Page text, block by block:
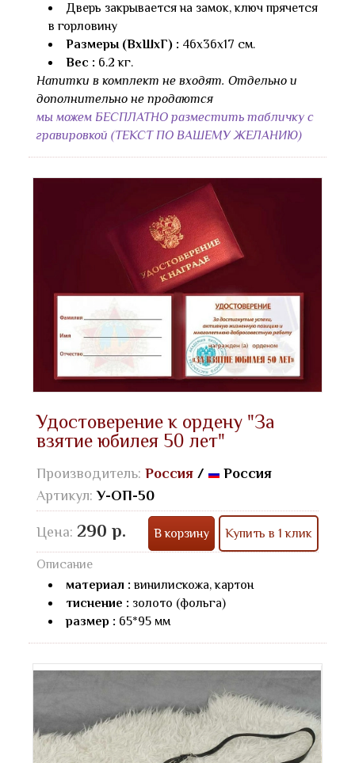
Дверь закрывается на замок, ключ прячется
в горловину
Размеры (ВхШхГ) : 46х36х17 см.
Вес : 6.2 кг.
Напитки в комплект не входят. Отдельно и
дополнительно не продаются
мы можем БЕСПЛАТНО разместить табличку с
гравировкой (ТЕКСТ ПО ВАШЕМУ ЖЕЛАНИЮ)
Удостоверение к ордену "За
взятие юбилея 50 лет"
Производитель: Россия /
Россия
Артикул:У-ОП-50
Цена: 290 р. В корзину Купить в 1 клик
Описание
материал : винилискожа, картон
тиснение : золото (фольга)
размер : 65*95 мм